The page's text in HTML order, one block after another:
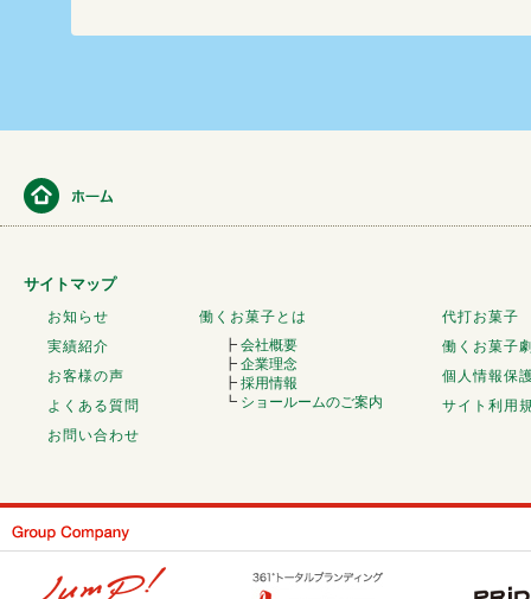
サイトマップ
お知らせ
実績紹介
お客様の声
よくある質問
お問い合わせ
働くお菓子とは
┣ 会社概要
┣ 企業理念
┣ 採用情報
┗ ショールームのご案内
代打お菓子
働くお菓子
個人情報保
サイト利用